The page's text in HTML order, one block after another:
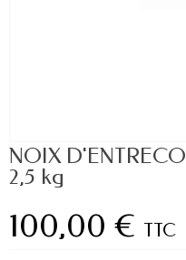
NOIX
2,5 kg
100,00 € TTC